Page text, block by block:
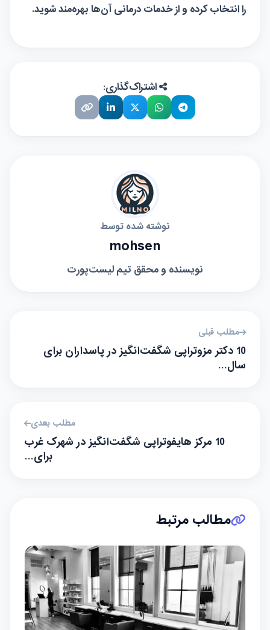
را انتخاب کرده و از خدمات درمانی آن‌ها بهره‌مند شوید.
اشتراک‌گذاری:
نوشته شده توسط
mohsen
نویسنده و محقق تیم لیست‌پورت
مطلب قبلی
10 دکتر مزوتراپی شگفت‌انگیز در پاسداران برای
سال…
مطلب بعدی
10 مرکز هایفوتراپی شگفت‌انگیز در شهرک غرب
برای…
مطالب مرتبط